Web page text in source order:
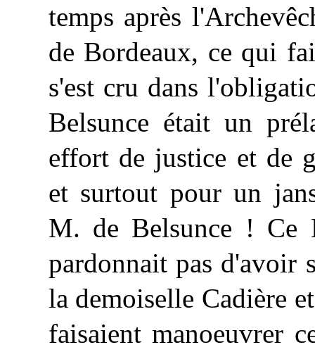
temps après
de Bordeaux, ce qui
s'est cru dans
Belsunce était un
effort de justice et de
et surtout pour un
M. de Belsunce ! Ce
pardonnait pas d'avoir
la demoiselle Cadière
faisaient manoeuvrer